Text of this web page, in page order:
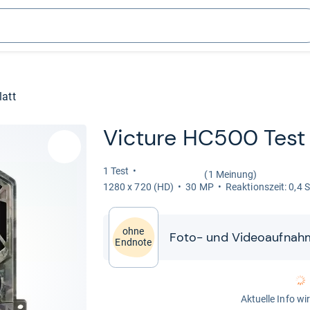
Vic­ture HC500 Test
1 Test
(1 Meinung)
1280 x 720 (HD)
30 MP Reak­ti­ons­zeit: 0,4
ohne
Endnote
Foto-​​ und
Aktuelle Info